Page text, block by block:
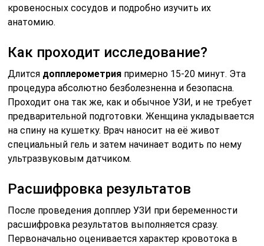
кровеносных сосудов и подробно изучить их
анатомию.
Как проходит исследование?
Длится допплерометрия примерно 15-20 минут. Эта
процедура абсолютно безболезненна и безопасна.
Проходит она так же, как и обычное УЗИ, и не требует
предварительной подготовки. Женщина укладывается
на спину на кушетку. Врач наносит на её живот
специальный гель и затем начинает водить по нему
ультразвуковым датчиком.
Расшифровка результатов
После проведения допплер УЗИ при беременности
расшифровка результатов выполняется сразу.
Первоначально оценивается характер кровотока в